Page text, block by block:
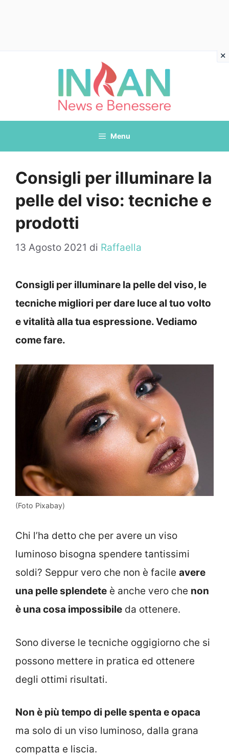
Menu
Consigli per illuminare la
pelle del viso: tecniche e
prodotti
13 Agosto 2021 di Raffaella
Consigli per illuminare la pelle del viso, le
tecniche migliori per dare luce al tuo volto
e vitalità alla tua espressione. Vediamo
come fare.
(Foto Pixabay)
Chi l’ha detto che per avere un viso
luminoso bisogna spendere tantissimi
soldi? Seppur vero che non è facile avere
una pelle splendete è anche vero che non
è una cosa impossibile da ottenere.
Sono diverse le tecniche oggigiorno che si
possono mettere in pratica ed ottenere
degli ottimi risultati.
Non è più tempo di pelle spenta e opaca
ma solo di un viso luminoso, dalla grana
compatta e liscia.